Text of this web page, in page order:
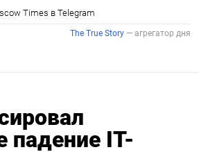
падение IT-